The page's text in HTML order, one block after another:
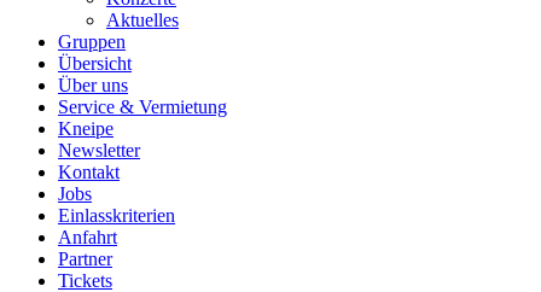
Aktuelles
Gruppen
Übersicht
Über uns
Service & Vermietung
Kneipe
Newsletter
Kontakt
Jobs
Einlasskriterien
Anfahrt
Partner
Tickets